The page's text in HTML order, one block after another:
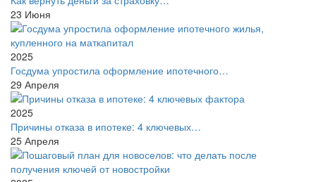
23 Июня
2025
Госдума упростила оформление ипотечного…
29 Апреля
2025
Причины отказа в ипотеке: 4 ключевых…
25 Апреля